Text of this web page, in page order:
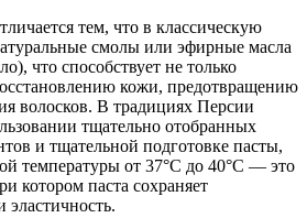
тем, что в классическую
смолы или эфирные масла
что способствует не только
кожи, предотвращению
волосков. В традициях Персии
тщательно отобранных
и тщательной подготовке пасты,
температуры от 37°С до 40°С — это
котором паста сохраняет
эластичность.